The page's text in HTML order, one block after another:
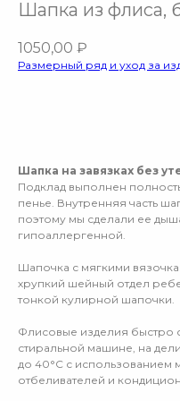
Шапка из флиса,
1050,00 ₽
Размерный ряд и уход за
Шапка на завязках без
Подклад выполнен
пенье. Внутренняя часть
поэтому мы сделали ее
гипоаллергенной.
Шапочка с мягкими
хрупкий шейный отдел
тонкой кулирной шапочки.
Флисовые изделия быстро
стиральной машине, на
до 40°C с использованием
отбеливателей и